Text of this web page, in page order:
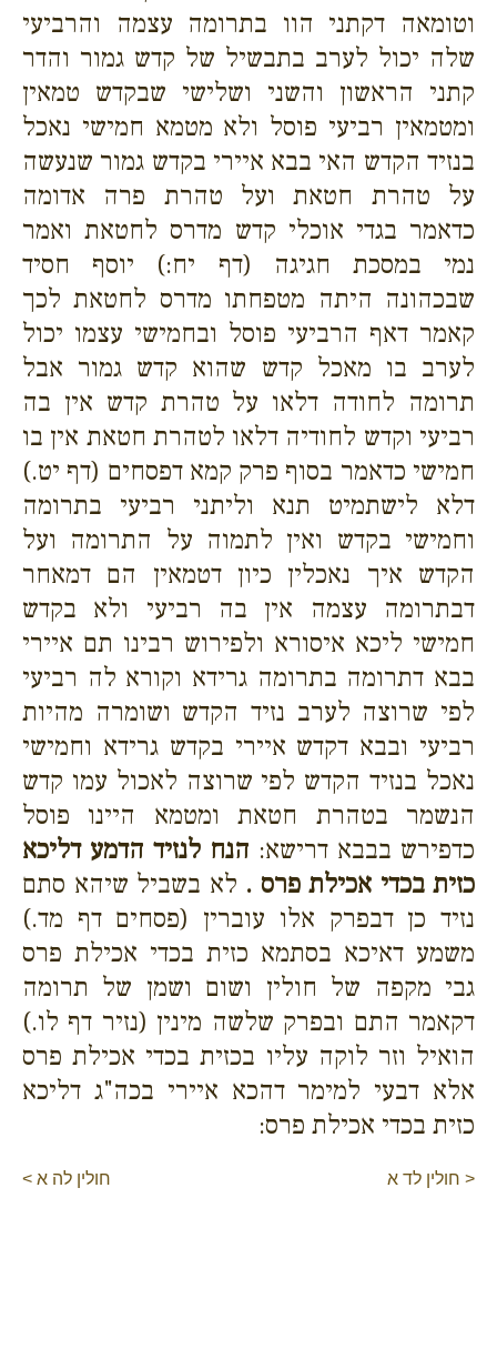
וטומאה דקתני הוו בתרומה עצמה והרביעי
שלה יכול לערב בתבשיל של קדש גמור והדר
קתני הראשון והשני ושלישי שבקדש טמאין
ומטמאין רביעי פוסל ולא מטמא חמישי נאכל
בנזיד הקדש האי בבא איירי בקדש גמור שנעשה
על טהרת חטאת ועל טהרת פרה אדומה
כדאמר בגדי אוכלי קדש מדרס לחטאת ואמר
נמי במסכת חגיגה (דף יח:) יוסף חסיד
שבכהונה היתה מטפחתו מדרס לחטאת לכך
קאמר דאף הרביעי פוסל ובחמישי עצמו יכול
לערב בו מאכל קדש שהוא קדש גמור אבל
תרומה לחודה דלאו על טהרת קדש אין בה
רביעי וקדש לחודיה דלאו לטהרת חטאת אין בו
חמישי כדאמר בסוף פרק קמא דפסחים (דף יט.)
דלא לישתמיט תנא וליתני רביעי בתרומה
וחמישי בקדש ואין לתמוה על התרומה ועל
הקדש איך נאכלין כיון דטמאין הם דמאחר
דבתרומה עצמה אין בה רביעי ולא בקדש
חמישי ליכא איסורא ולפירוש רבינו תם איירי
בבא דתרומה בתרומה גרידא וקורא לה רביעי
לפי שרוצה לערב נזיד הקדש ושומרה מהיות
רביעי ובבא דקדש איירי בקדש גרידא וחמישי
נאכל בנזיד הקדש לפי שרוצה לאכול עמו קדש
הנשמר בטהרת חטאת ומטמא היינו פוסל
כדפירש בבבא דרישא: הנח לנזיד הדמע דליכא
כזית בכדי אכילת פרס . לא בשביל שיהא סתם
נזיד כן דבפרק אלו עוברין (פסחים דף מד.)
משמע דאיכא בסתמא כזית בכדי אכילת פרס
גבי מקפה של חולין ושום ושמן של תרומה
דקאמר התם ובפרק שלשה מינין (נזיר דף לו.)
הואיל וזר לוקה עליו בכזית בכדי אכילת פרס
אלא דבעי למימר דהכא איירי בכה"ג דליכא
כזית בכדי אכילת פרס:
< חולין לד א חולין לה א >